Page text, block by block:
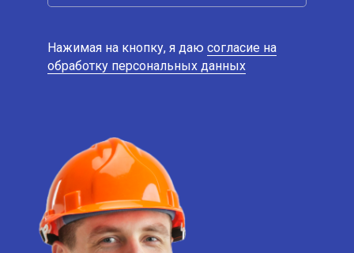
Нажимая на кнопку, я даю согласие на
обработку персональных данных